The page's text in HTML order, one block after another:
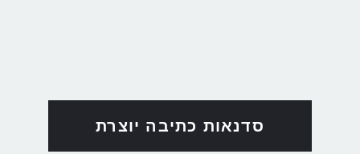
סדנאות כתיבה יוצרת